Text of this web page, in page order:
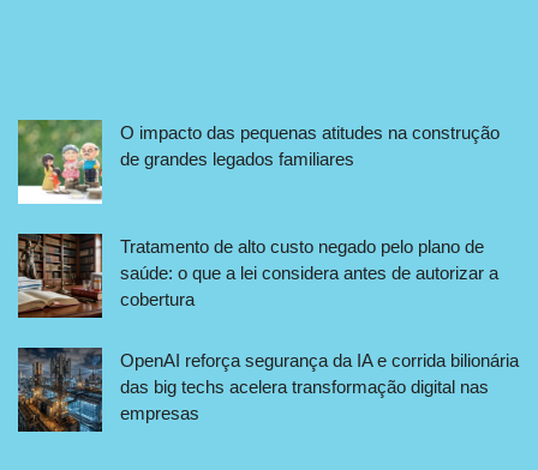
O impacto das pequenas atitudes na construção
de grandes legados familiares
Tratamento de alto custo negado pelo plano de
saúde: o que a lei considera antes de autorizar a
cobertura
OpenAI reforça segurança da IA e corrida bilionária
das big techs acelera transformação digital nas
empresas